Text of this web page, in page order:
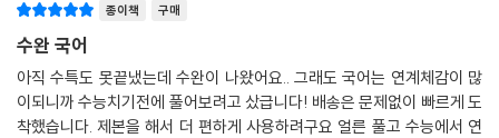
종이책 구매
수완 국어
아직 수특도 못끝냈는데 수완이 나왔어요.. 그래도 국어는 연계체감이 많
이되니까 수능치기전에 풀어보려고 샀급니다! 배송은 문제없이 빠르게 도
착했습니다. 제본을 해서 더 편하게 사용하려구요 얼른 풀고 수능에서 연